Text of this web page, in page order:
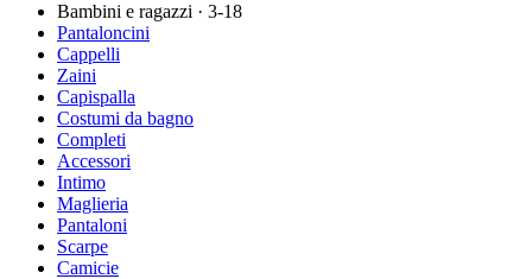
Bambini e ragazzi · 3-18
Pantaloncini
Cappelli
Zaini
Capispalla
Costumi da bagno
Completi
Accessori
Intimo
Maglieria
Pantaloni
Scarpe
Camicie